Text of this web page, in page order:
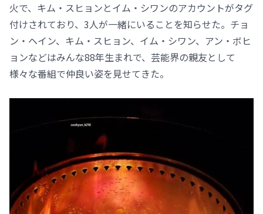
火で、キム・スヒョンとイム・シワンのアカウントがタグ
付けされており、3人が一緒にいることを知らせた。チョ
ン・ヘイン、キム・スヒョン、イム・シワン、アン・ボヒ
ョンなどはみんな88年生まれで、芸能界の親友として
様々な番組で仲良い姿を見せてきた。